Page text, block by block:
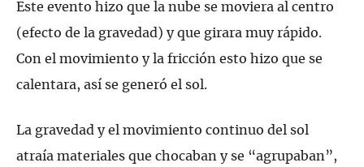
Este evento hizo que la nube se moviera al centro
(efecto de la gravedad) y que girara muy rápido.
Con el movimiento y la fricción esto hizo que se
calentara, así se generó el sol.
La gravedad y el movimiento continuo del sol
atraía materiales que chocaban y se “agrupaban”,